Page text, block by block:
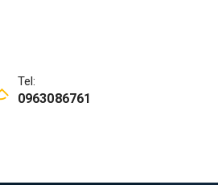
Tel:
0963086761